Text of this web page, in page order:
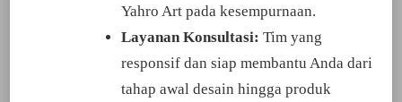
Yahro Art pada kesempurnaan.
Layanan Konsultasi: Tim yang
responsif dan siap membantu Anda dari
tahap awal desain hingga produk